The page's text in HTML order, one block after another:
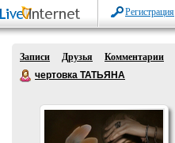
Регистрация
Записи Друзья
Комментарии
чертовка ТАТЬЯНА